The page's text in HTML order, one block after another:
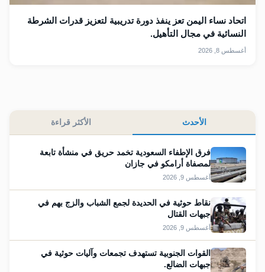
اتحاد نساء اليمن تعز ينفذ دورة تدريبية لتعزيز قدرات الشرطة
النسائية في مجال التأهيل.
أغسطس 8, 2026
الأحدث الأكثر قراءة
فرق الإطفاء السعودية تخمد حريق في منشأة تابعة
لمصفاة أرامكو في جازان
أغسطس 9, 2026
نقاط حوثية في الحديدة لجمع الشباب والزج بهم في
جبهات القتال
أغسطس 9, 2026
القوات الجنوبية تستهدف تجمعات وآليات حوثية في
جبهات الضالع.